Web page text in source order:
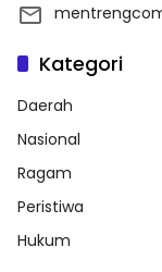
Kategori
Daerah
Nasional
Ragam
Peristiwa
Hukum